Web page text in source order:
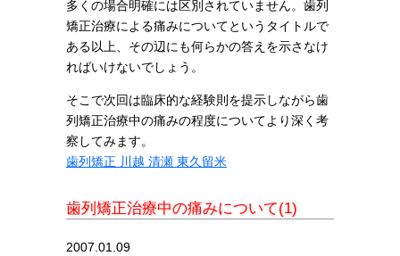
多くの場合明確には区別されていません。歯列
矯正治療による痛みについてというタイトルで
ある以上、その辺にも何らかの答えを示さなけ
ればいけないでしょう。
そこで次回は臨床的な経験則を提示しながら歯
列矯正治療中の痛みの程度についてより深く考
察してみます。
歯列矯正 川越 清瀬 東久留米
歯列矯正治療中の痛みについて(1)
2007.01.09